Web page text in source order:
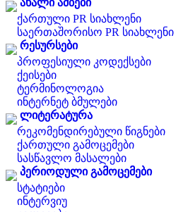
ახალი ამბები
ქართული PR სიახლენი
საერთაშორისო PR სიახლენი
რესურსები
პროფესიული კოდექსები
ქეისები
ტერმინოლოგია
ინტერნეტ ბმულები
ლიტერატურა
რეკომენდირებული წიგნები
ქართული გამოცემები
სასწავლო მასალები
პერიოდული გამოცემები
სტატიები
ინტერვიუ